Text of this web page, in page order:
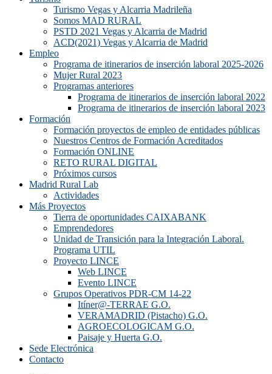
Turismo Vegas y Alcarria Madrileña
Somos MAD RURAL
PSTD 2021 Vegas y Alcarria de Madrid
ACD(2021) Vegas y Alcarria de Madrid
Empleo
Programa de itinerarios de inserción laboral 2025-2026
Mujer Rural 2023
Programas anteriores
Programa de itinerarios de inserción laboral 2022
Programa de itinerarios de inserción laboral 2023
Formación
Formación proyectos de empleo de entidades públicas
Nuestros Centros de Formación Acreditados
Formación ONLINE
RETO RURAL DIGITAL
Próximos cursos
Madrid Rural Lab
Actividades
Más Proyectos
Tierra de oportunidades CAIXABANK
Emprendedores
Unidad de Transición para la Integración Laboral.
Programa UTIL
Proyecto LINCE
Web LINCE
Evento LINCE
Grupos Operativos PDR-CM 14-22
Itíner@-TERRAE G.O.
VERAMADRID (Pistacho) G.O.
AGROECOLOGICAM G.O.
Paisaje y Huerta G.O.
Sede Electrónica
Contacto